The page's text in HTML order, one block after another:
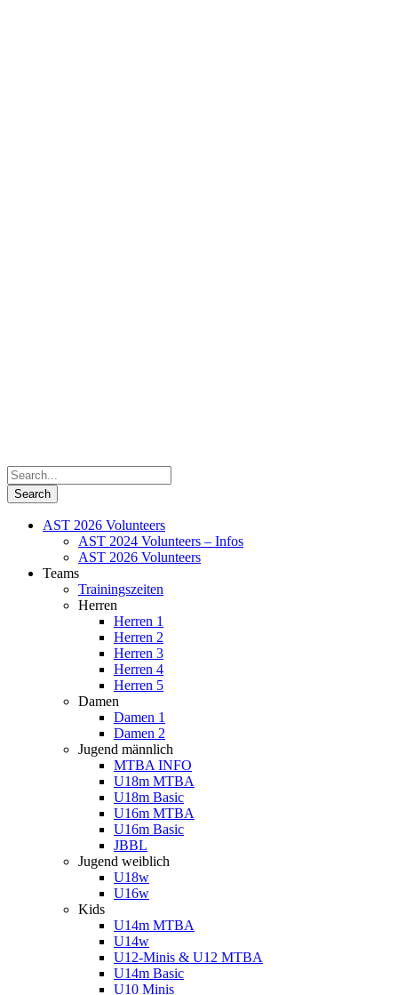
AST 2026 Volunteers
AST 2024 Volunteers – Infos
AST 2026 Volunteers
Teams
Trainingszeiten
Herren
Herren 1
Herren 2
Herren 3
Herren 4
Herren 5
Damen
Damen 1
Damen 2
Jugend männlich
MTBA INFO
U18m MTBA
U18m Basic
U16m MTBA
U16m Basic
JBBL
Jugend weiblich
U18w
U16w
Kids
U14m MTBA
U14w
U12-Minis & U12 MTBA
U14m Basic
U10 Minis